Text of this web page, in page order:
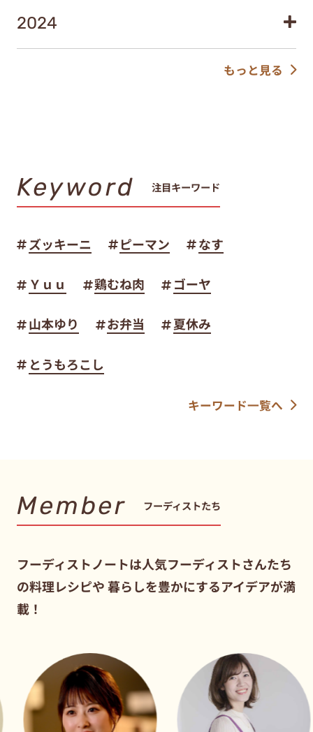
2024
もっと見る
Keyword 注目キーワード
ズッキーニ ピーマン なす
Ｙｕｕ 鶏むね肉 ゴーヤ
山本ゆり お弁当 夏休み
とうもろこし
キーワード一覧へ
Member フーディストたち
フーディストノートは人気フーディストさんたち
の料理レシピや暮らしを豊かにするアイデアが満
載！